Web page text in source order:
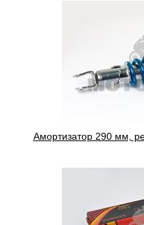
Амортизатор 290 мм,